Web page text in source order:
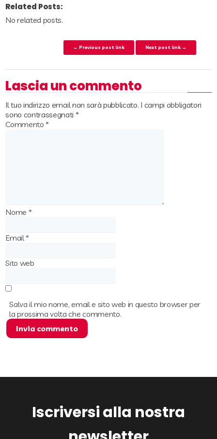
Related Posts:
No related posts.
Navigazione articoli
← Previous post link Next post link →
Lascia un commento
Il tuo indirizzo email non sarà pubblicato. I campi obbligatori
sono contrassegnati *
Commento*
Nome *
Email*
Sito web
Salva il mio nome, email e sito web in questo browser per
la prossima volta che commento.
Iscriversi alla nostra